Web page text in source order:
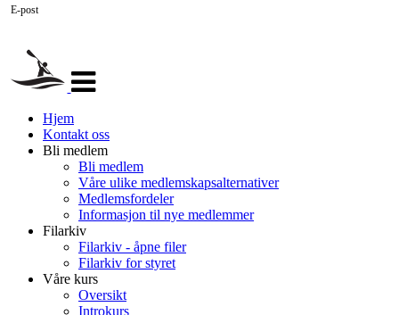
navigasjon
Hjem
Kontakt oss
Bli medlem
Bli medlem
Våre ulike medlemskapsalternativer
Medlemsfordeler
Informasjon til nye medlemmer
Filarkiv
Filarkiv - åpne filer
Filarkiv for styret
Våre kurs
Oversikt
Introkurs
E-post